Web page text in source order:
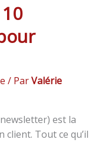
/ ParValérie
est la
Tout ce qu’il